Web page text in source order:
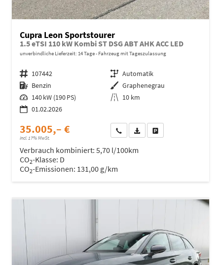
Cupra Leon Sportstourer
1.5 eTSI 110 kW Kombi ST DSG ABT AHK ACC LED
unverbindliche Lieferzeit: 14 Tage Fahrzeug mit Tageszulassung
Fahrzeugnr. 107442 Getriebe Automatik
Kraftstoff Benzin Außenfarbe Graphenegrau
Leistung 140 kW (190 PS) Kilometerstand 10 km
01.02.2026
35.005,– €
incl. 17% MwSt.
Wir rufen Sie anFahrzeugexposé (PDF)
Verbrauch kombiniert: 5,70 l/100km
CO2-Klasse: D
CO2-Emissionen: 131,00 g/km